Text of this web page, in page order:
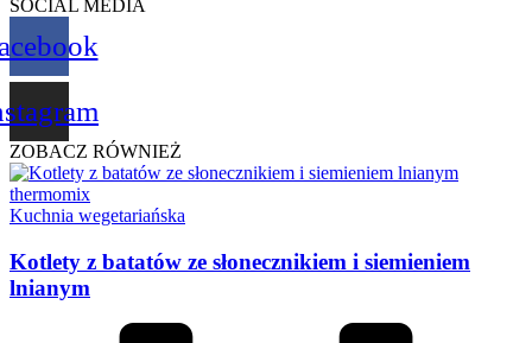
SOCIAL MEDIA
ZOBACZ RÓWNIEŻ
Kuchnia wegetariańska
Kotlety z batatów ze słonecznikiem i siemieniem
lnianym